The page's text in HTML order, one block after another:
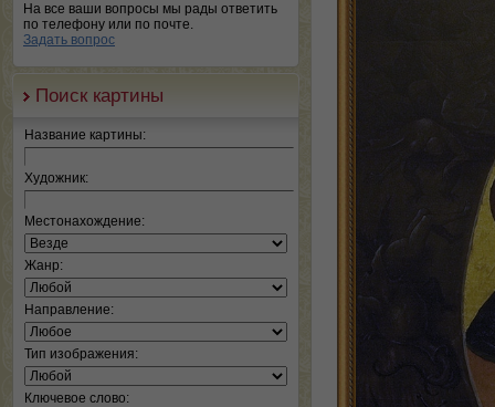
На все ваши вопросы мы рады ответить
по телефону или по почте.
Задать вопрос
Поиск картины
Название картины:
Художник:
Местонахождение:
Жанр:
Направление:
Тип изображения:
Ключевое слово: